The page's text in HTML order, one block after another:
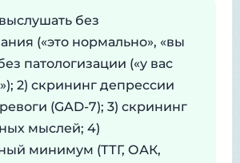
без
(«это нормально», «вы
патологизации («у вас
2) скрининг депрессии
(GAD-7); 3) скрининг
мыслей; 4)
минимум (ТТГ, ОАК,